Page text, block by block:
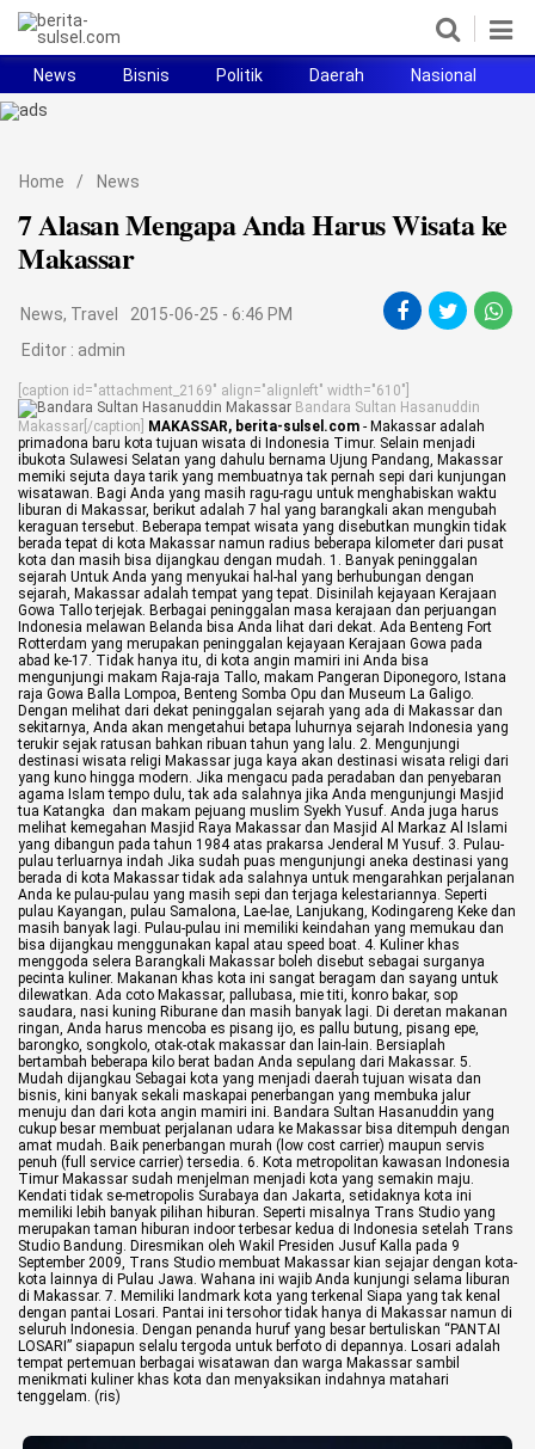
Home
Politik
Pendidikan
Bisnis
Otomotif
Hukum
Sport
Life Style
Profil
Opini
Video
More
Disclaimer
©
Copyright
2026
berita-
sulsel.com
.
All
Right
Reserved
News Bisnis Politik Daerah Nasional
Home / News
7 Alasan Mengapa Anda Harus Wisata ke
Makassar
News, Travel
2015-06-25 - 6:46 PM
Editor : admin
[caption id="attachment_2169" align="alignleft" width="610"]
Bandara Sultan Hasanuddin
Makassar[/caption]
MAKASSAR, berita-sulsel.com - Makassar adalah
primadona baru kota tujuan wisata di Indonesia Timur. Selain menjadi
ibukota Sulawesi Selatan yang dahulu bernama Ujung Pandang, Makassar
memiki sejuta daya tarik yang membuatnya tak pernah sepi dari kunjungan
wisatawan. Bagi Anda yang masih ragu-ragu untuk menghabiskan waktu
liburan di Makassar, berikut adalah 7 hal yang barangkali akan mengubah
keraguan tersebut. Beberapa tempat wisata yang disebutkan mungkin tidak
berada tepat di kota Makassar namun radius beberapa kilometer dari pusat
kota dan masih bisa dijangkau dengan mudah. 1. Banyak peninggalan
sejarah Untuk Anda yang menyukai hal-hal yang berhubungan dengan
sejarah, Makassar adalah tempat yang tepat. Disinilah kejayaan Kerajaan
Gowa Tallo terjejak. Berbagai peninggalan masa kerajaan dan perjuangan
Indonesia melawan Belanda bisa Anda lihat dari dekat. Ada Benteng Fort
Rotterdam yang merupakan peninggalan kejayaan Kerajaan Gowa pada
abad ke-17. Tidak hanya itu, di kota angin mamiri ini Anda bisa
mengunjungi makam Raja-raja Tallo, makam Pangeran Diponegoro, Istana
raja Gowa Balla Lompoa, Benteng Somba Opu dan Museum La Galigo.
Dengan melihat dari dekat peninggalan sejarah yang ada di Makassar dan
sekitarnya, Anda akan mengetahui betapa luhurnya sejarah Indonesia yang
terukir sejak ratusan bahkan ribuan tahun yang lalu. 2. Mengunjungi
destinasi wisata religi Makassar juga kaya akan destinasi wisata religi dari
yang kuno hingga modern. Jika mengacu pada peradaban dan penyebaran
agama Islam tempo dulu, tak ada salahnya jika Anda mengunjungi Masjid
tua Katangka dan makam pejuang muslim Syekh Yusuf. Anda juga harus
melihat kemegahan Masjid Raya Makassar dan Masjid Al Markaz Al Islami
yang dibangun pada tahun 1984 atas prakarsa Jenderal M Yusuf. 3. Pulau-
pulau terluarnya indah Jika sudah puas mengunjungi aneka destinasi yang
berada di kota Makassar tidak ada salahnya untuk mengarahkan perjalanan
Anda ke pulau-pulau yang masih sepi dan terjaga kelestariannya. Seperti
pulau Kayangan, pulau Samalona, Lae-lae, Lanjukang, Kodingareng Keke dan
masih banyak lagi. Pulau-pulau ini memiliki keindahan yang memukau dan
bisa dijangkau menggunakan kapal atau speed boat. 4. Kuliner khas
menggoda selera Barangkali Makassar boleh disebut sebagai surganya
pecinta kuliner. Makanan khas kota ini sangat beragam dan sayang untuk
dilewatkan. Ada coto Makassar, pallubasa, mie titi, konro bakar, sop
saudara, nasi kuning Riburane dan masih banyak lagi. Di deretan makanan
ringan, Anda harus mencoba es pisang ijo, es pallu butung, pisang epe,
barongko, songkolo, otak-otak makassar dan lain-lain. Bersiaplah
bertambah beberapa kilo berat badan Anda sepulang dari Makassar. 5.
Mudah dijangkau Sebagai kota yang menjadi daerah tujuan wisata dan
bisnis, kini banyak sekali maskapai penerbangan yang membuka jalur
menuju dan dari kota angin mamiri ini. Bandara Sultan Hasanuddin yang
cukup besar membuat perjalanan udara ke Makassar bisa ditempuh dengan
amat mudah. Baik penerbangan murah (low cost carrier) maupun servis
penuh (full service carrier) tersedia. 6. Kota metropolitan kawasan Indonesia
Timur Makassar sudah menjelman menjadi kota yang semakin maju.
Kendati tidak se-metropolis Surabaya dan Jakarta, setidaknya kota ini
memiliki lebih banyak pilihan hiburan. Seperti misalnya Trans Studio yang
merupakan taman hiburan indoor terbesar kedua di Indonesia setelah Trans
Studio Bandung. Diresmikan oleh Wakil Presiden Jusuf Kalla pada 9
September 2009, Trans Studio membuat Makassar kian sejajar dengan kota-
kota lainnya di Pulau Jawa. Wahana ini wajib Anda kunjungi selama liburan
di Makassar. 7. Memiliki landmark kota yang terkenal Siapa yang tak kenal
dengan pantai Losari. Pantai ini tersohor tidak hanya di Makassar namun di
seluruh Indonesia. Dengan penanda huruf yang besar bertuliskan “PANTAI
LOSARI” siapapun selalu tergoda untuk berfoto di depannya. Losari adalah
tempat pertemuan berbagai wisatawan dan warga Makassar sambil
menikmati kuliner khas kota dan menyaksikan indahnya matahari
tenggelam. (ris)